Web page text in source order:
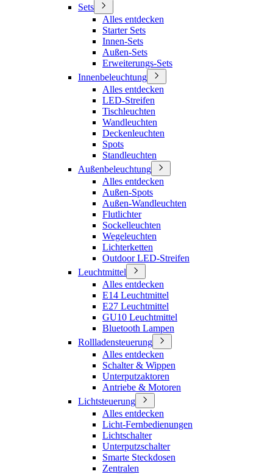
Sets
Alles entdecken
Starter Sets
Innen-Sets
Außen-Sets
Erweiterungs-Sets
Innenbeleuchtung
Alles entdecken
LED-Streifen
Tischleuchten
Wandleuchten
Deckenleuchten
Spots
Standleuchten
Außenbeleuchtung
Alles entdecken
Außen-Spots
Außen-Wandleuchten
Flutlichter
Sockelleuchten
Wegeleuchten
Lichterketten
Outdoor LED-Streifen
Leuchtmittel
Alles entdecken
E14 Leuchtmittel
E27 Leuchtmittel
GU10 Leuchtmittel
Bluetooth Lampen
Rollladensteuerung
Alles entdecken
Schalter & Wippen
Unterputzaktoren
Antriebe & Motoren
Lichtsteuerung
Alles entdecken
Licht-Fernbedienungen
Lichtschalter
Unterputzschalter
Smarte Steckdosen
Zentralen